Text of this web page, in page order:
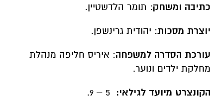
כתיבה ומשחק: תומר הלדשטיין.
יוצרת מסכות: יהודית גרינשפן.
עורכת הסדרה למשפחה: איריס חליפה מנהלת
מחלקת ילדים ונוער.
הקונצרט מיועד לגילאי: